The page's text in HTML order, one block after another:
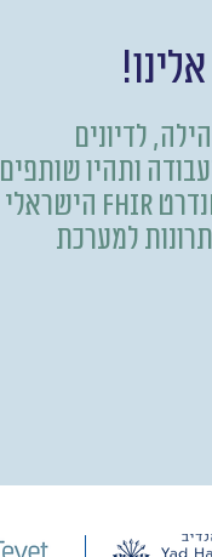
לדיונים
ותהיו שותפים
לקביעת סטנדרט FHIR הישראלי
למערכת